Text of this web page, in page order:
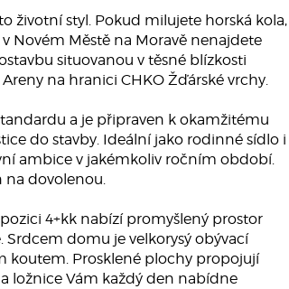
životní styl. Pokud milujete horská kola,
Novém Městě na Moravě nenajdete
situovanou v těsné blízkosti
na hranici CHKO Žďárské vrchy.
a je připraven k okamžitému
do stavby. Ideální jako rodinné sídlo i
ambice v jakémkoliv ročním období.
na dovolenou.
4+kk nabízí promyšlený prostor
domu je velkorysý obývací
koutem. Prosklené plochy propojují
ložnice Vám každý den nabídne